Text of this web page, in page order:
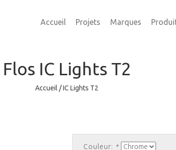
Accueil Projets Marques
Flos IC Lights T2
Accueil /IC Lights T2
Couleur: *